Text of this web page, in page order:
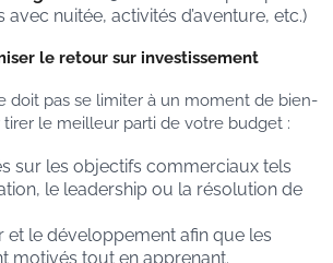
avec nuitée, activités d’aventure, etc.)
le retour sur investissement
doit pas se limiter à un moment de bien-
le meilleur parti de votre budget :
sur les objectifs commerciaux tels
le leadership ou la résolution de
et le développement afin que les
motivés tout en apprenant.